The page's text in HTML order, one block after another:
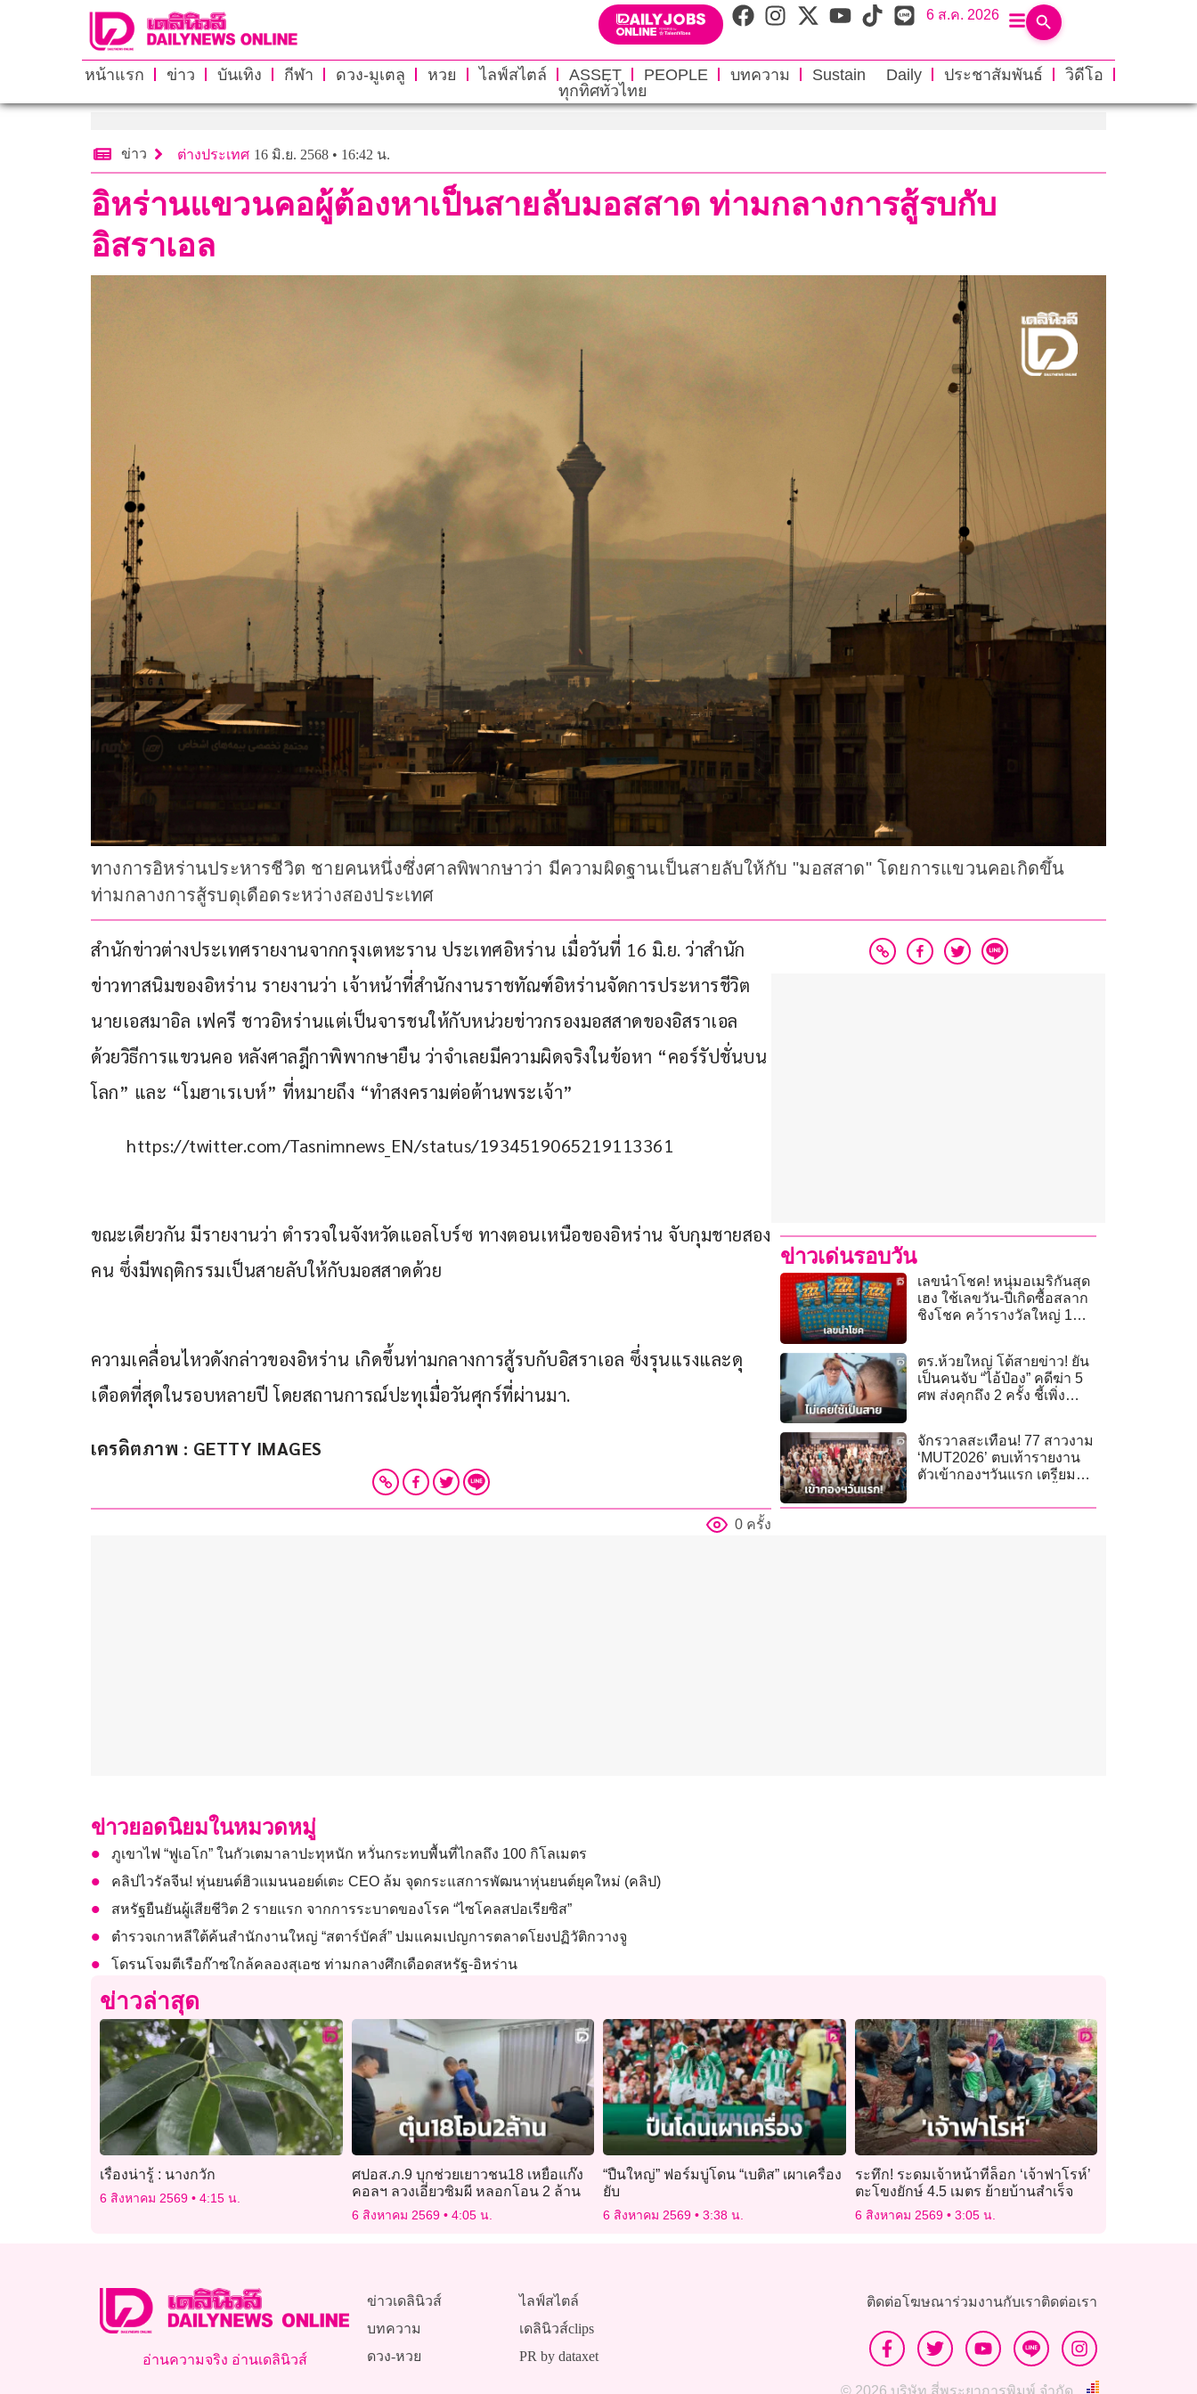
6 ส.ค. 2026
หน้าแรก ข่าว บันเทิง กีฬา ดวง-มูเตลู หวย ไลฟ์สไตล์ ASSET PEOPLE บทความ Sustain Daily ประชาสัมพันธ์
วิดีโอ
ทุกทิศทั่วไทย
ข่าว ต่างประเทศ 16 มิ.ย. 2568 • 16:42 น.
อิหร่านแขวนคอผู้ต้องหาเป็นสายลับมอสสาด ท่ามกลางการสู้รบกับ
อิสราเอล
ทางการอิหร่านประหารชีวิต ชายคนหนึ่งซึ่งศาลพิพากษาว่า มีความผิดฐานเป็นสายลับให้กับ "มอสสาด" โดยการแขวนคอเกิดขึ้น
ท่ามกลางการสู้รบดุเดือดระหว่างสองประเทศ
สำนักข่าวต่างประเทศรายงานจากกรุงเตหะราน ประเทศอิหร่าน เมื่อวันที่ 16 มิ.ย. ว่าสำนัก
ข่าวทาสนิมของอิหร่าน รายงานว่า เจ้าหน้าที่สำนักงานราชทัณฑ์อิหร่านจัดการประหารชีวิต
นายเอสมาอิล เฟครี ชาวอิหร่านแต่เป็นจารชนให้กับหน่วยข่าวกรองมอสสาดของอิสราเอล
ด้วยวิธีการแขวนคอ หลังศาลฎีกาพิพากษายืน ว่าจำเลยมีความผิดจริงในข้อหา “คอร์รัปชั่นบน
โลก” และ “โมฮาเรเบห์” ที่หมายถึง “ทำสงครามต่อต้านพระเจ้า”
https://twitter.com/Tasnimnews_EN/status/1934519065219113361
ขณะเดียวกัน มีรายงานว่า ตำรวจในจังหวัดแอลโบร์ซ ทางตอนเหนือของอิหร่าน จับกุมชายสอง
คน ซึ่งมีพฤติกรรมเป็นสายลับให้กับมอสสาดด้วย
ความเคลื่อนไหวดังกล่าวของอิหร่าน เกิดขึ้นท่ามกลางการสู้รบกับอิสราเอล ซึ่งรุนแรงและดุ
เดือดที่สุดในรอบหลายปี โดยสถานการณ์ปะทุเมื่อวันศุกร์ที่ผ่านมา.
เครดิตภาพ : GETTY IMAGES
0 ครั้ง
ข่าวเด่นรอบวัน
เลขนำโชค! หนุ่มอเมริกันสุด
เฮง ใช้เลขวัน-ปีเกิดซื้อสลาก
ชิงโชค คว้ารางวัลใหญ่ 1
ตร.ห้วยใหญ่ โต้สายข่าว! ยัน
เป็นคนจับ “ไอ้ป๋อง” คดีฆ่า 5
ศพ ส่งคุกถึง 2 ครั้ง ชี้เพิ่งทำ
จักรวาลสะเทือน! 77 สาวงาม
‘MUT2026’ ตบเท้ารายงาน
ตัวเข้ากองฯวันแรก เตรียม
ข่าวยอดนิยมในหมวดหมู่
ภูเขาไฟ “ฟูเอโก” ในกัวเตมาลาปะทุหนัก หวั่นกระทบพื้นที่ไกลถึง 100 กิโลเมตร
คลิปไวรัลจีน! หุ่นยนต์ฮิวแมนนอยด์เตะ CEO ล้ม จุดกระแสการพัฒนาหุ่นยนต์ยุคใหม่ (คลิป)
สหรัฐยืนยันผู้เสียชีวิต 2 รายแรก จากการระบาดของโรค “ไซโคลสปอเรียซิส”
ตำรวจเกาหลีใต้ค้นสำนักงานใหญ่ “สตาร์บัคส์” ปมแคมเปญการตลาดโยงปฏิวัติกวางจู
โดรนโจมตีเรือก๊าซใกล้คลองสุเอซ ท่ามกลางศึกเดือดสหรัฐ-อิหร่าน
ข่าวล่าสุด
เรื่องน่ารู้ : นางกวัก
6 สิงหาคม 2569 4:15 น.
ศปอส.ภ.9 บุกช่วยเยาวชน18 เหยื่อแก๊ง
คอลฯ ลวงเอี่ยวซิมผี หลอกโอน 2 ล้าน
6 สิงหาคม 2569 4:05 น.
“ปืนใหญ่” ฟอร์มบู่โดน “เบติส” เผาเครื่อง
ยับ
6 สิงหาคม 2569 3:38 น.
ระทึก! ระดมเจ้าหน้าที่ล็อก ‘เจ้าฟาโรห์’
ตะโขงยักษ์ 4.5 เมตร ย้ายบ้านสำเร็จ
6 สิงหาคม 2569 3:05 น.
อ่านความจริง อ่านเดลินิวส์
ข่าวเดลินิวส์
บทความ
ดวง-หวย
ไลฟ์สไตล์
เดลินิวส์clips
PR by dataxet
ติดต่อโฆษณาร่วมงานกับเราติดต่อเรา
© 2026 บริษัท สี่พระยาการพิมพ์ จำกัด